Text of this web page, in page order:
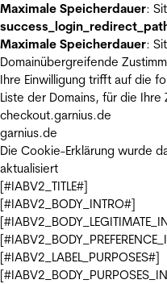
Maximale Speicherdauer:
Maximale Speicherdauer:
Domainübergreifende
Ihre Einwilligung trifft auf die
Liste der Domains, für die Ihre
checkout.garnius.de
garnius.de
Die Cookie-Erklärung wurde
aktualisiert
[#IABV2_TITLE#]
[#IABV2_BODY_INTRO#]
[#IABV2_LABEL_PURPOSES#]